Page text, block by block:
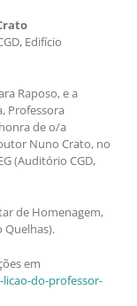
Edifício
Raposo, e a
Professora
de o/a
Nuno Crato, no
(Auditório CGD,
de Homenagem,
Quelhas).
em
do-professor-